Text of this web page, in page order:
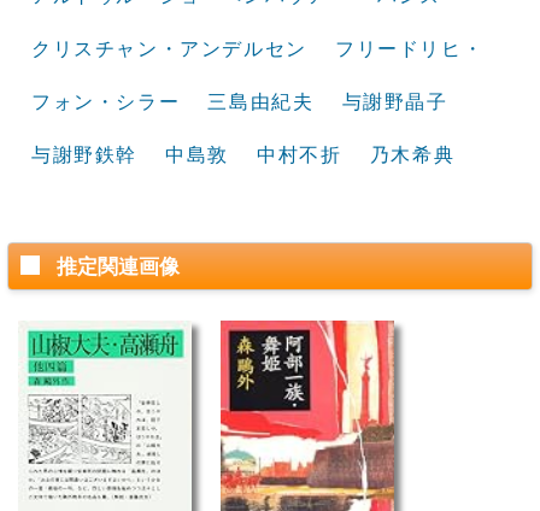
クリスチャン・アンデルセン フリードリヒ・
フォン・シラー 三島由紀夫 与謝野晶子
与謝野鉄幹 中島敦 中村不折 乃木希典
推定関連画像